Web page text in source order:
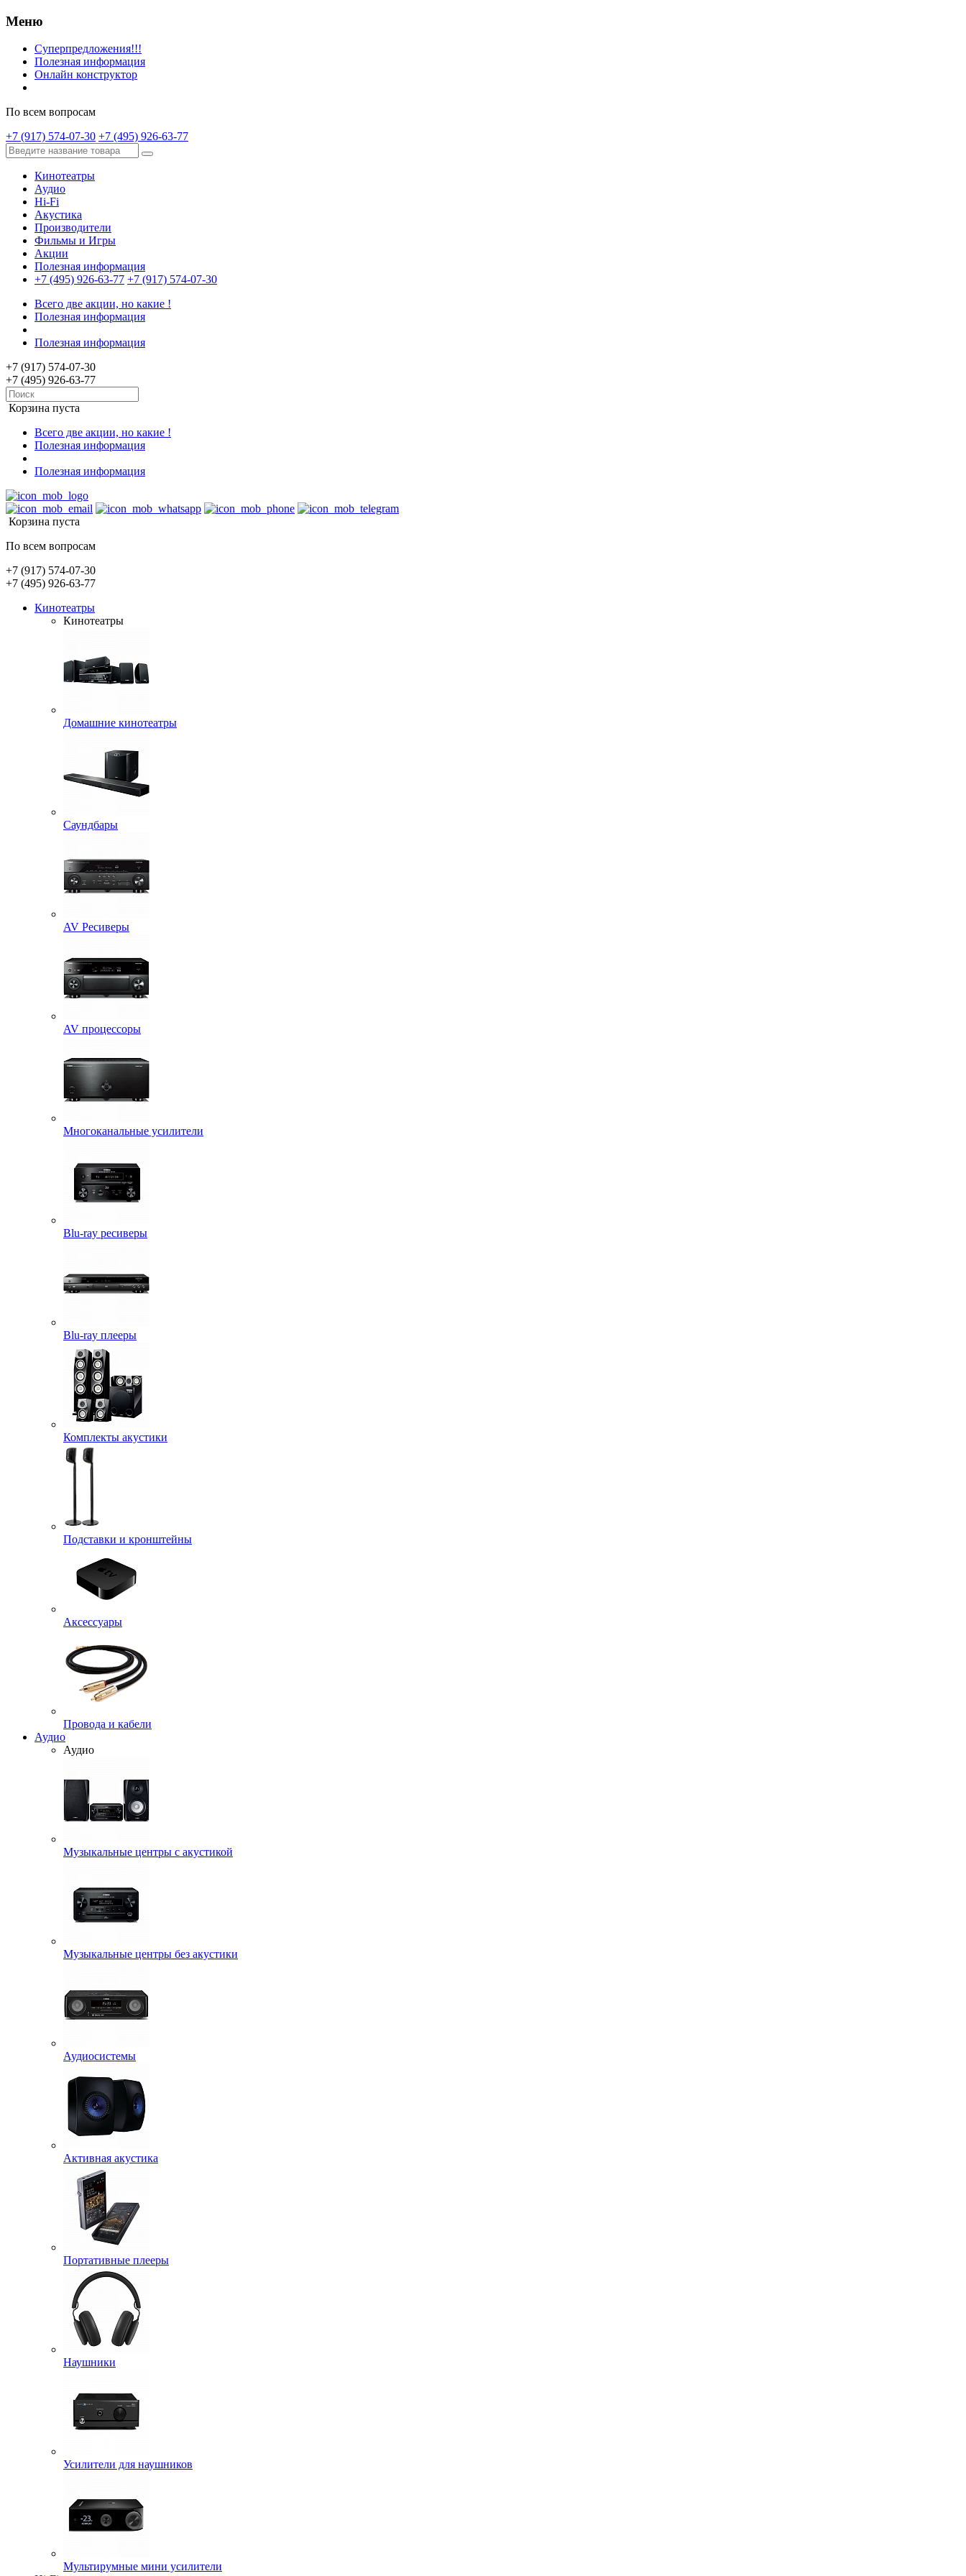
Меню
Суперпредложения!!!
Полезная информация
Онлайн конструктор
По всем вопросам
+7 (917) 574-07-30 +7 (495) 926-63-77
Кинотеатры
Аудио
Hi-Fi
Акустика
Производители
Фильмы и Игры
Акции
Полезная информация
+7 (495) 926-63-77 +7 (917) 574-07-30
Всего две акции, но какие !
Полезная информация
Полезная информация
+7 (917) 574-07-30
+7 (495) 926-63-77
Корзина пуста
Всего две акции, но какие !
Полезная информация
Полезная информация
Корзина пуста
По всем вопросам
+7 (917) 574-07-30
+7 (495) 926-63-77
Кинотеатры
Кинотеатры
Домашние кинотеатры
Саундбары
AV Ресиверы
AV процессоры
Многоканальные усилители
Blu-ray ресиверы
Blu-ray плееры
Комплекты акустики
Подставки и кронштейны
Аксессуары
Провода и кабели
Аудио
Аудио
Музыкальные центры с акустикой
Музыкальные центры без акустики
Аудиосистемы
Активная акустика
Портативные плееры
Наушники
Усилители для наушников
Мультирумные мини усилители